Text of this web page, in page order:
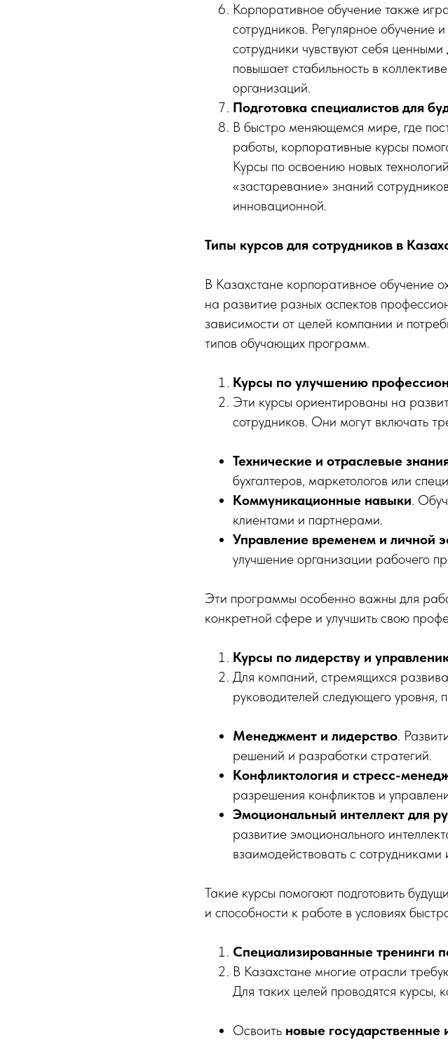
Корпоративное обучение также
сотрудников. Регулярное обучение
сотрудники чувствуют себя
повышает стабильность в
организаций.
Подготовка специалистов для
В быстро меняющемся мире, где
работы, корпоративные курсы
Курсы по освоению новых
«застаревание» знаний
инновационной.
Типы курсов для сотрудников в
В Казахстане корпоративное обучение
на развитие разных аспектов
зависимости от целей компании и
типов обучающих программ.
Курсы по улучшению
Эти курсы ориентированы на
сотрудников. Они могут включать
Технические и отраслевые
бухгалтеров, маркетологов или
Коммуникационные навыки.
клиентами и партнерами.
Управление временем и личной
улучшение организации рабочего
Эти программы особенно важны для
конкретной сфере и улучшить свою
Курсы по лидерству и
Для компаний, стремящихся
руководителей следующего уровня,
Менеджмент и лидерство.
решений и разработки стратегий.
Конфликтология и стресс-
разрешения конфликтов и
Эмоциональный интеллект для
развитие эмоционального
взаимодействовать с
Такие курсы помогают подготовить
и способности к работе в условиях
Специализированные тренинги
В Казахстане многие отрасли
Для таких целей проводятся курсы,
Освоить новые